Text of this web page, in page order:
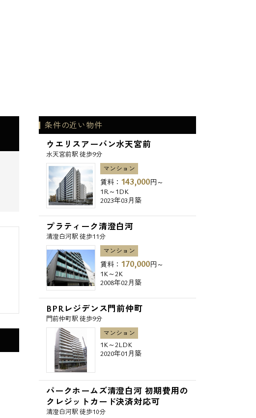
条件の近い物件
ウエリスアーバン水天宮前
水天宮前駅 徒歩9分
マンション
賃料： 143,000円～
1R～1DK
2023年03月築
プラティーク清澄白河
清澄白河駅 徒歩11分
マンション
賃料： 170,000円～
1K～2K
2008年02月築
BPRレジデンス門前仲町
門前仲町駅 徒歩9分
マンション
1K～2LDK
2020年01月築
パークホームズ清澄白河 初期費用の
クレジットカード決済対応可
清澄白河駅 徒歩10分